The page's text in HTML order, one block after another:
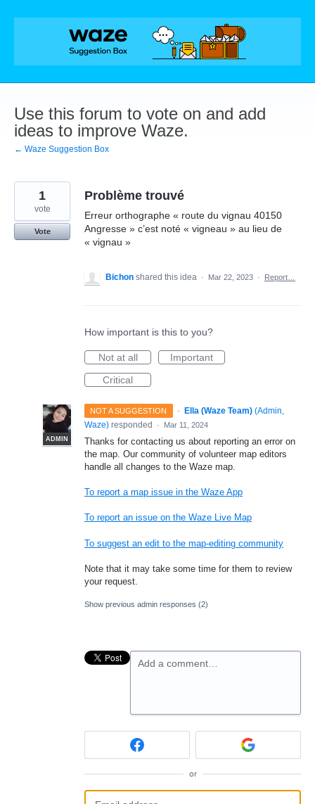
Skip
Use this forum to vote on and add
ideas to improve Waze.
← Waze Suggestion Box
Problème trouvé
Erreur orthographe « route du vignau 40150
Angresse » c’est noté « vigneau » au lieu de
« vignau »
1
vote
Vote
Bichon shared this idea · Mar 22, 2023 · Report…
How important is this to you?
Not at all
Important
Critical
NOT A SUGGESTION ·
ADMIN
Ella (Waze Team) (Admin,
Waze) responded · Mar 11, 2024
Thanks for contacting us about reporting an error on
the map. Our community of volunteer map editors
handle all changes to the Waze map.
To report a map issue in the Waze App
To report an issue on the Waze Live Map
To suggest an edit to the map-editing community
Note that it may take some time for them to review
your request.
Show previous admin responses (2)
Add a comment…
or